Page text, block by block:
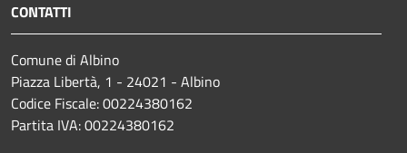
CONTATTI
Comune di Albino
Piazza Libertà, 1 - 24021 - Albino
Codice Fiscale: 00224380162
Partita IVA: 00224380162